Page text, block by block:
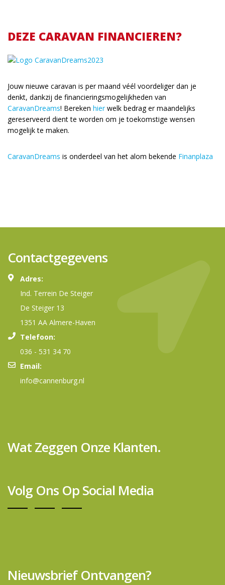
DEZE CARAVAN FINANCIEREN?
Jouw nieuwe caravan is per maand véél voordeliger dan je
denkt, dankzij de financieringsmogelijkheden van
CaravanDreams! Bereken hierwelk bedrag er maandelijks
gereserveerd dient te worden om je toekomstige wensen
mogelijk te maken.
CaravanDreams is onderdeel van het alom bekende Finanplaza
Contactgegevens
Adres:
Ind. Terrein De Steiger
De Steiger 13
1351 AA Almere-Haven
Telefoon:
036 - 531 34 70
Email:
info@cannenburg.nl
Wat Zeggen Onze Klanten.
Volg Ons Op Social Media
Nieuwsbrief Ontvangen?